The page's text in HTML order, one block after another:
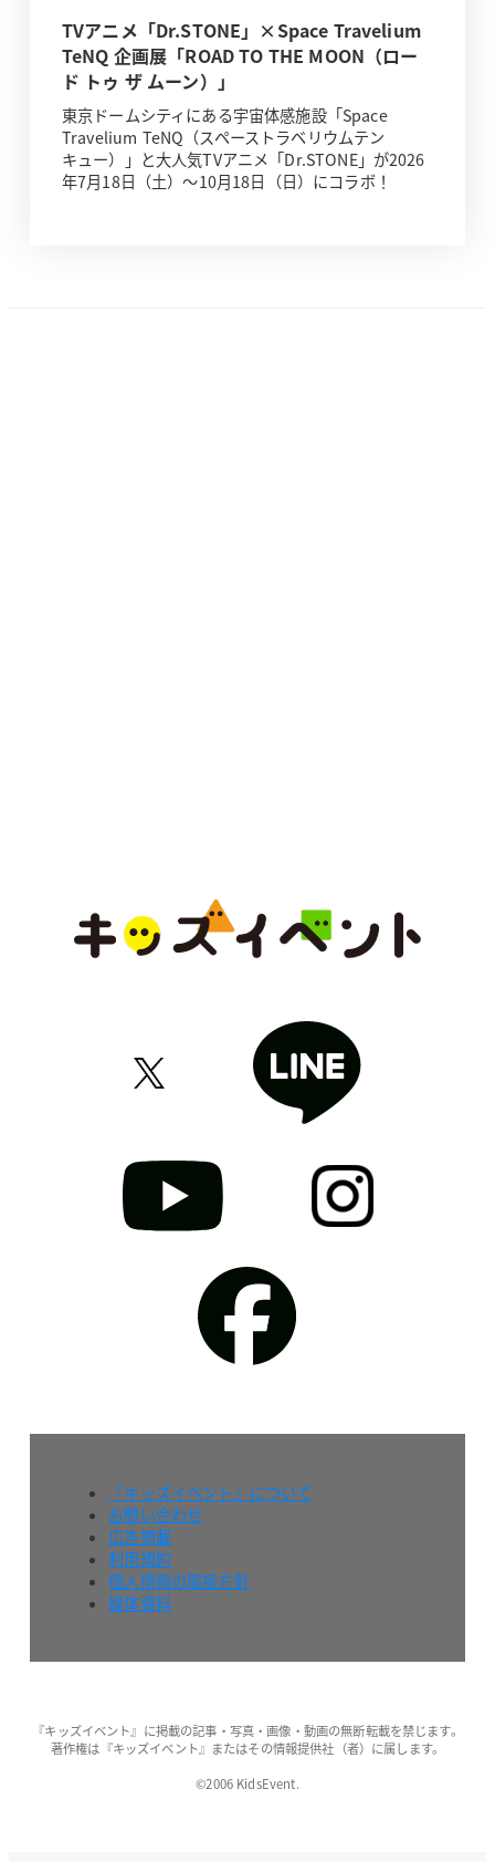
TVアニメ「Dr.STONE」×Space Travelium
TeNQ 企画展「ROAD TO THE MOON（ロー
ド トゥ ザ ムーン）」
東京ドームシティにある宇宙体感施設「Space
Travelium TeNQ（スペーストラベリウムテン
キュー）」と大人気TVアニメ「Dr.STONE」が2026
年7月18日（土）～10月18日（日）にコラボ！
『キッズイベント』について
お問い合わせ
広告掲載
利用規約
個人情報の取扱方針
媒体資料
『キッズイベント』に掲載の記事・写真・画像・動画の無断転載を禁じます。
著作権は『キッズイベント』またはその情報提供社（者）に属します。
©2006 KidsEvent.